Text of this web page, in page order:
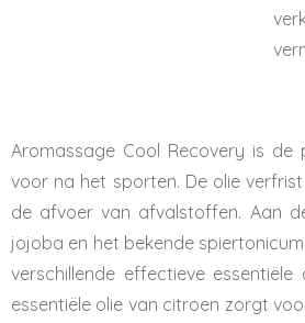
Aromassage Cool Recovery is de
voor na het sporten. De olie
de afvoer van afvalstoffen. Aan
jojoba en het bekende
verschillende effectieve essentiële
essentiële olie van citroen zorgt